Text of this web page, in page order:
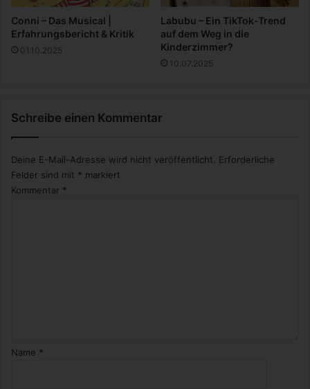
e
r
h
u
t
H
d
e
&
Conni – Das Musical |
Erfahrungsbericht & Kritik
01.10.2025
Labubu – Ein TikTok-Trend
auf dem Weg in die
Kinderzimmer?
10.07.2025
Schreibe einen Kommentar
Deine E-Mail-Adresse wird nicht veröffentlicht. Erforderliche
Felder sind mit * markiert
Kommentar *
Name *